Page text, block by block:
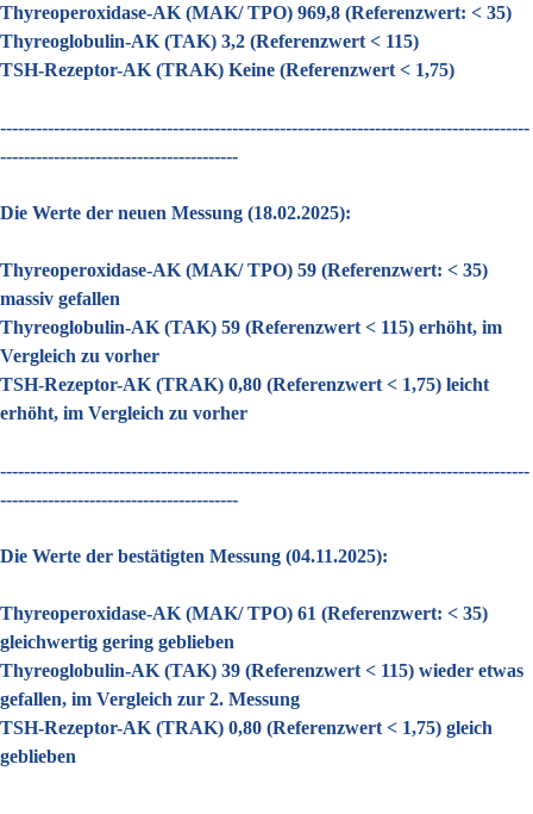
Thyreoperoxidase-AK (MAK/ TPO) 969,8 (Referenzwert: < 35)
Thyreoglobulin-AK (TAK) 3,2 (Referenzwert < 115)
TSH-Rezeptor-AK (TRAK) Keine (Referenzwert < 1,75)
-----------------------------------------------------------------------------------------
----------------------------------------
Die Werte der neuen Messung (18.02.2025):
Thyreoperoxidase-AK (MAK/ TPO) 59 (Referenzwert: < 35)
massiv gefallen
Thyreoglobulin-AK (TAK) 59 (Referenzwert < 115) erhöht, im
Vergleich zu vorher
TSH-Rezeptor-AK (TRAK) 0,80 (Referenzwert < 1,75) leicht
erhöht, im Vergleich zu vorher
-----------------------------------------------------------------------------------------
----------------------------------------
Die Werte der bestätigten Messung (04.11.2025):
Thyreoperoxidase-AK (MAK/ TPO) 61 (Referenzwert: < 35)
gleichwertig gering geblieben
Thyreoglobulin-AK (TAK) 39 (Referenzwert < 115) wieder etwas
gefallen, im Vergleich zur 2. Messung
TSH-Rezeptor-AK (TRAK) 0,80 (Referenzwert < 1,75) gleich
geblieben